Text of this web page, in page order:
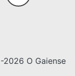
O Gaiense